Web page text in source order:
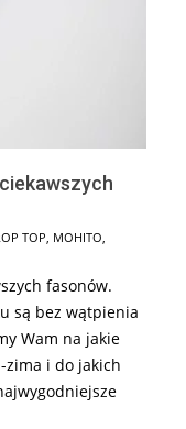
TOP, MOHITO,
fasonów.
są bez wątpienia
Wam na jakie
zima i do jakich